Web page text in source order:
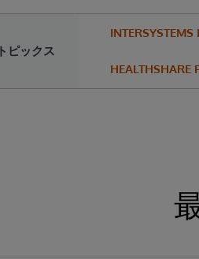
ピックス
HEALTHSHARE